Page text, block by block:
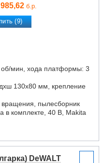
б.р.
(9)
об/мин, хода платформы: 3
дxш 130x80 мм, крепление
вращения, пылесборник
в комплекте, 40 В, Makita
DeWALT